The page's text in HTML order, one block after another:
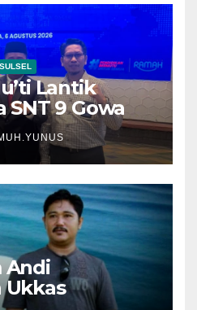
SULSEL
Lantik
SNT 9 Gowa
Andi